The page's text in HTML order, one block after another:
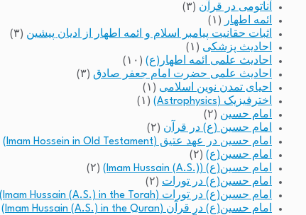
آناتومی در قرآن (۳)
ائمه اطهار
(۱)
اثبات حقانیت پیامبر اسلام و ائمه اطهار از ادیان پیشین (۳)
احادیث پزشکی (۱)
احادیث علمی ائمه اطهار(ع) (۱۰)
احادیث علمی حضرت امام جعفر صادق (۳)
احیای تمدن نوین اسلامی (۱)
اخترفیزیک (Astrophysics)
(۱)
امام حسین (۲)
امام حسین (ع) در قرآن (۲)
امام حسین در عهد عتیق (Imam Hossein in Old Testament)
امام حسین(ع) (۲)
امام حسین(ع) (Imam Hussain (A.S.))
(۲)
امام حسین(ع) در تورات (۲)
امام حسین(ع) در تورات (Imam Hussain (A.S.) in the Torah)
امام حسین(ع) در قرآن (Imam Hussain (A.S.) in the Quran)